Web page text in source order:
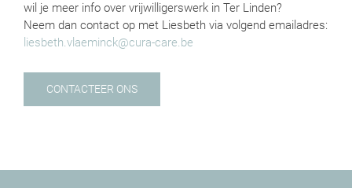
wil je meer info over vrijwilligerswerk in Ter Linden?
Neem dan contact op met Liesbeth via volgend emailadres:
liesbeth.vlaeminck@cura-care.be
CONTACTEER ONS